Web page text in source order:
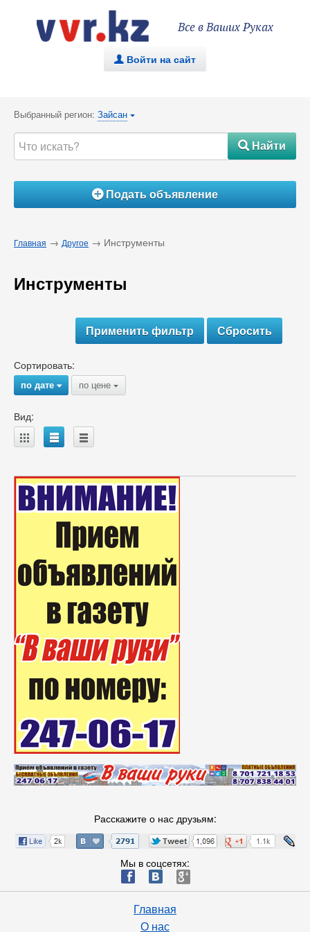
Все в Ваших Руках
. Войти на сайт
Выбранный регион: Зайсан {
#Найти
ÁПодать объявление
Главная → Другое → Инструменты
Инструменты
Сортировать:
по дате{ по цене {
Вид:
A B C
Расскажите о нас друзьям:
Мы в соцсетях:
ä æ è
Главная
О нас